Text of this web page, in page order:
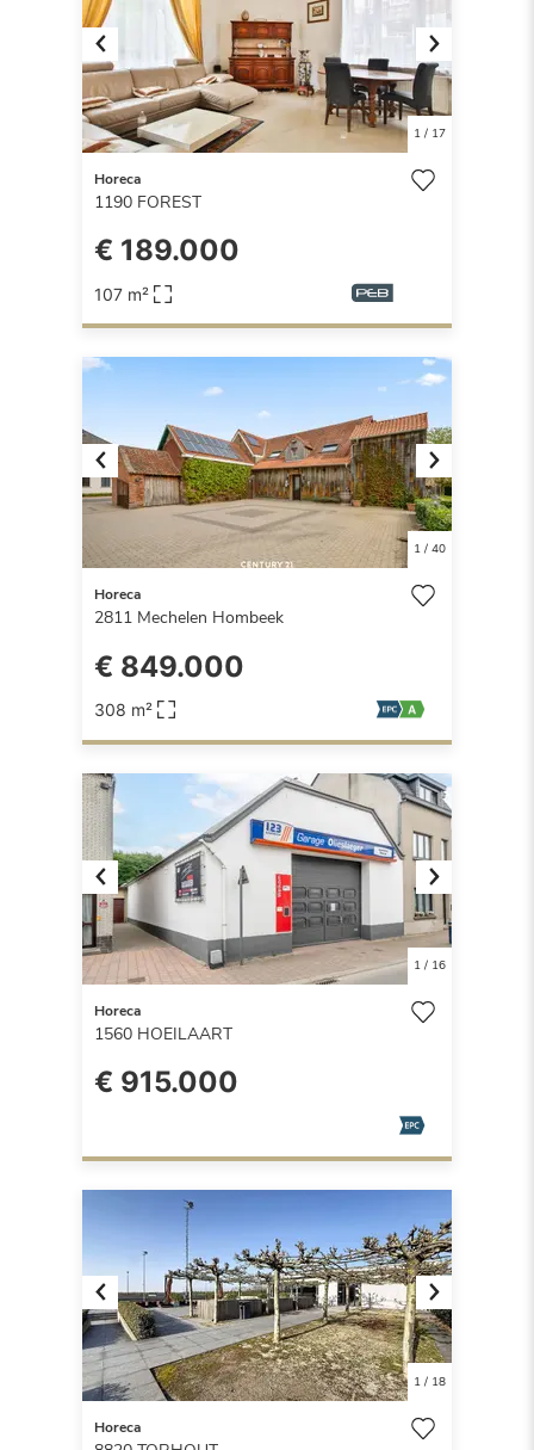
Previous Next
1/ 17
Horeca
1190 FOREST
€ 189.000
107 m²
Previous Next
1/ 40
Horeca
2811 Mechelen Hombeek
€ 849.000
308 m²
Previous Next
1/ 16
Horeca
1560 HOEILAART
€ 915.000
Previous Next
1/ 18
Horeca